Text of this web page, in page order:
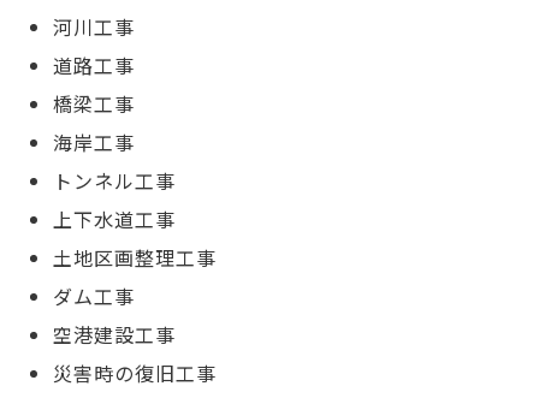
1級土木施工管理技士の試験スケジュール
河川工事
道路工事
橋梁工事
海岸工事
トンネル工事
上下水道工事
土地区画整理工事
ダム工事
空港建設工事
災害時の復旧工事